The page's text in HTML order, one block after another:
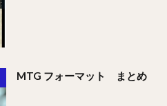
MTG フォーマット まとめ